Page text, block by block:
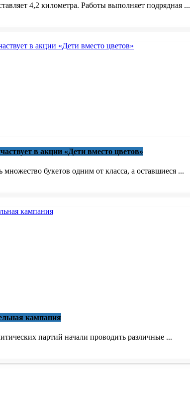
4,2 километра. Работы выполняет подрядная ...
в акции «Дети вместо цветов»
букетов одним от класса, а оставшиеся ...
кампания
партий начали проводить различные ...